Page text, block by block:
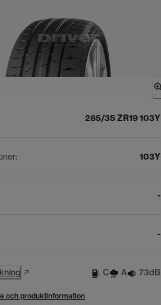
285/35 ZR19 103Y
: 103Y
-
-
C A 73dB
och produktinformation